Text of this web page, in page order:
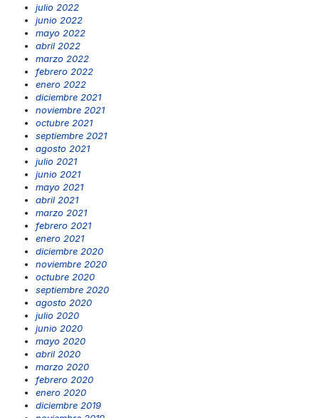
julio 2022
junio 2022
mayo 2022
abril 2022
marzo 2022
febrero 2022
enero 2022
diciembre 2021
noviembre 2021
octubre 2021
septiembre 2021
agosto 2021
julio 2021
junio 2021
mayo 2021
abril 2021
marzo 2021
febrero 2021
enero 2021
diciembre 2020
noviembre 2020
octubre 2020
septiembre 2020
agosto 2020
julio 2020
junio 2020
mayo 2020
abril 2020
marzo 2020
febrero 2020
enero 2020
diciembre 2019